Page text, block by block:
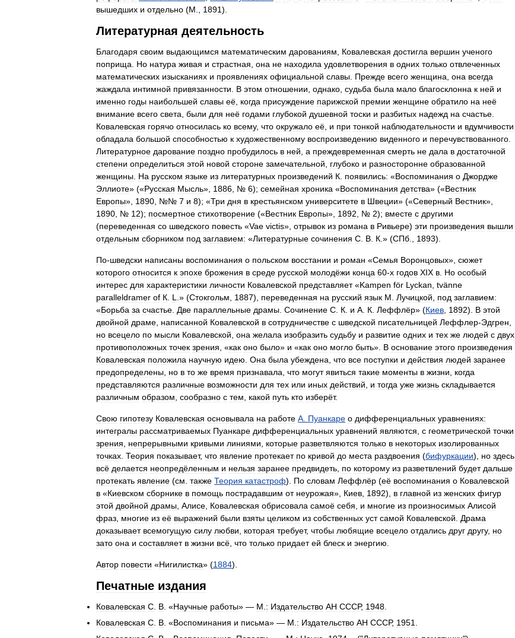
вышедших и отдельно (М 1891).
Литературная деятельность
Благодаря своим выдающимся математическим дарованиям Ковалевская достигла вершин ученого
поприща
Но натура живая и страстная она не находила удовлетворения в одних только отвлеченных
математических изысканиях и проявлениях официальной славы Прежде всего женщина она всегда
жаждала интимной привязанности В этом отношении однако судьба была мало благосклонна к ней и
именно годы наибольшей славы её когда присуждение парижской премии женщине обратило на неё
внимание всего света были для неё годами глубокой душевной тоски и разбитых надежд на счастье
Ковалевская горячо относилась ко всему, что окружало её и при тонкой наблюдательности и вдумчивости
обладала большой способностью к художественному воспроизведению виденного и перечувствованного
Литературное дарование поздно пробудилось в ней а преждевременная смерть не дала в достаточной
степени определиться этой новой стороне замечательной глубоко и разносторонне образованной
женщины На русском языке из литературных произведений К появились: «Воспоминания о Джордже
Эллиоте» («Русская Мысль», 1886 , № 6); семейная хроника «Воспоминания детства» («Вестник
Европы», 1890 , №№ 7 и 8); «Три дня в крестьянском университете в Швеции» («Северный Вестник»,
1890 , № 12); посмертное стихотворение («Вестник Европы», 1892 , № 2); вместе с другими
(переведенная со шведского повесть «Vae victis», отрывок из романа в Ривьере) эти произведения вышли
отдельным сборником под заглавием: «Литературные сочинения С В К .» (СПб 1893).
По-шведски написаны воспоминания о польском восстании и роман «Семья Воронцовых», сюжет
которого относится к эпохе брожения в среде русской молодёжи конца 60-х годов XIX в Но особый
интерес для характеристики личности Ковалевской представляет«Kampen för Lyckan tvänne
paralleldramer of К L .» (Стокгольм 1887), переведенная на русский язык М Лучицкой под заглавием:
«Борьба за счастье Две параллельные драмы Сочинение С К и А К Леффлёр» (Киев 1892). В этой
двойной драме написанной Ковалевской в сотрудничестве с шведской писательницей Леффлер-Эдгрен
но всецело по мысли Ковалевской она желала изобразить судьбу и развитие одних и тех же людей с двух
противоположных точек зрения , «как оно было» и «как оно могло быть». В основание этого произведения
Ковалевская положила научную идею Она была убеждена что все поступки и действия людей заранее
предопределены но в то же время признавала что могут явиться такие моменты в жизни
когда
представляются различные возможности для тех или иных действий и тогда уже жизнь складывается
различным образом сообразно с тем какой путь кто изберёт.
Свою гипотезу Ковалевская основывала на работе А Пуанкаре о дифференциальных уравнениях:
интегралы рассматриваемых Пуанкаре дифференциальных уравнений являются с геометрической точки
зрения
непрерывными кривыми линиями которые разветвляются только в некоторых изолированных
точках Теория показывает, что явление протекает по кривой до места раздвоения (бифуркации), но здесь
всё делается неопредёленным и нельзя заранее предвидеть по которому из разветвлений будет дальше
протекать явление (см также Теория катастроф). По словам Леффлёр (её воспоминания о Ковалевской
в «Киевском сборнике в помощь пострадавшим от неурожая», Киев 1892), в главной из женских фигур
этой двойной драмы Алисе Ковалевская обрисовала самоё себя и многие из произносимых Алисой
фраз многие из её выражений были взяты целиком из собственных уст самой Ковалевской
Драма
доказывает всемогущую силу любви которая требует, чтобы любящие всецело отдались друг другу, но
зато она и составляет в жизни всё что только придает ей блеск и энергию
Автор повести «Нигилистка» (1884).
Печатные издания
Ковалевская С В . «Научные работы» — М : Издательство АН СССР, 1948
Ковалевская С В . «Воспоминания и письма» — М : Издательство АН СССР, 1951